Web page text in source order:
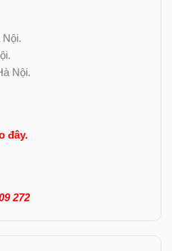
Nội.
Nội.
đây.
272